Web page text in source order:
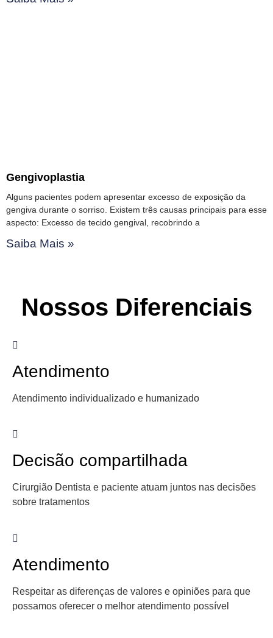
Gengivoplastia
Alguns pacientes podem apresentar excesso de exposição da
gengiva durante o sorriso. Existem três causas principais para esse
aspecto: Excesso de tecido gengival, recobrindo a
Saiba Mais »
Nossos Diferenciais
Atendimento
Atendimento individualizado e humanizado
Decisão compartilhada
Cirurgião Dentista e paciente atuam juntos nas decisões
sobre tratamentos
Atendimento
Respeitar as diferenças de valores e opiniões para que
possamos oferecer o melhor atendimento possível